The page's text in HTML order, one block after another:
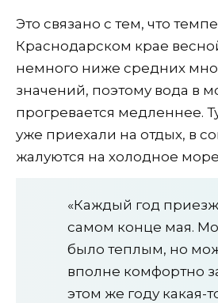
Это связано с тем, что
Краснодарском крае
немного ниже средних
значений, поэтому вода в
прогревается медленнее.
уже приехали на отдых, в
жалуются на холодное
«Каждый год
самом конце мая.
было теплым, но
вполне комфортно
этом же году какая-